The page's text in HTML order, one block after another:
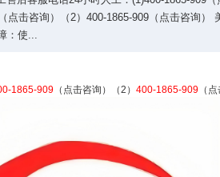
点击咨询）（2）400-1865-909（点击咨询）
：使...
1865-909 （点击咨询）（2） 400-1865-909 （